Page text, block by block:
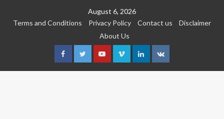
August 6, 2026
Terms and Conditions
Privacy Policy Contact us
Disclaimer
About Us
FacebookTwitterYoutubeVimeoLinkedin
VK